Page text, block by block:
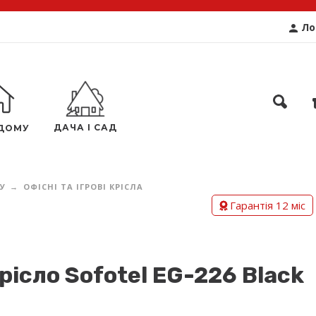
ДАЧА І САД
ОФІСНІ ТА ІГРОВІ КРІСЛА
Гарантія 12 міс
Sofotel EG-226 Black